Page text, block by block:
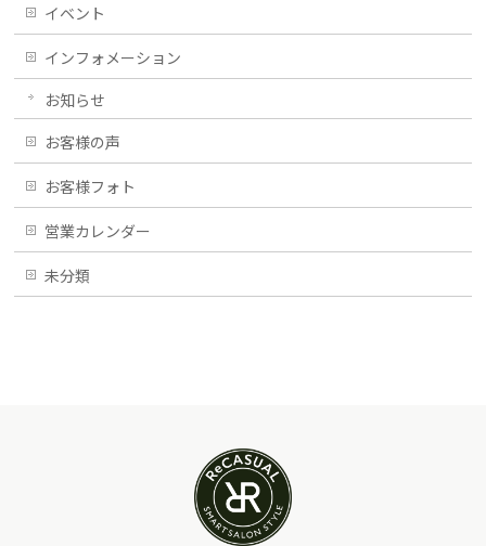
イベント
インフォメーション
お知らせ
お客様の声
お客様フォト
営業カレンダー
未分類